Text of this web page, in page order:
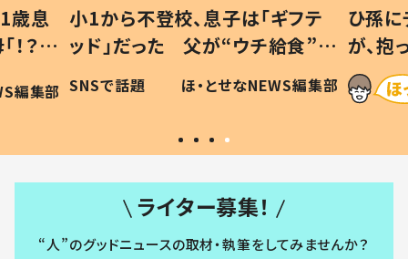
歳息
？」
編集部
小1から不登校、息子は「ギフテ
ッド」だった 父が“ウチ給食”を
作り続ける理由とは #令和の親
#令和の子
SNSで話題 ほ・とせなNEWS編集部
ひ孫
が、
「涙が
い」
ライター募集！
“人”のグッドニュースの取材・執筆をしてみませんか？